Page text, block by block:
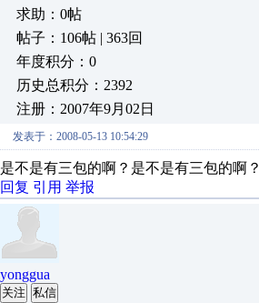
求助：0帖
帖子：106帖 | 363回
年度积分：0
历史总积分：2392
注册：2007年9月02日
发表于：2008-05-13 10:54:29
是不是有三包的啊？是不是有三包的啊？
回复 引用 举报
yonggua
关注 私信